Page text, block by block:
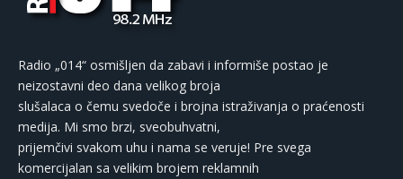
Radio „014“ osmišljen da zabavi i informiše postao je
neizostavni deo dana velikog broja
slušalaca o čemu svedoče i brojna istraživanja o praćenosti
medija. Mi smo brzi, sveobuhvatni,
prijemčivi svakom uhu i nama se veruje! Pre svega
komercijalan sa velikim brojem reklamnih